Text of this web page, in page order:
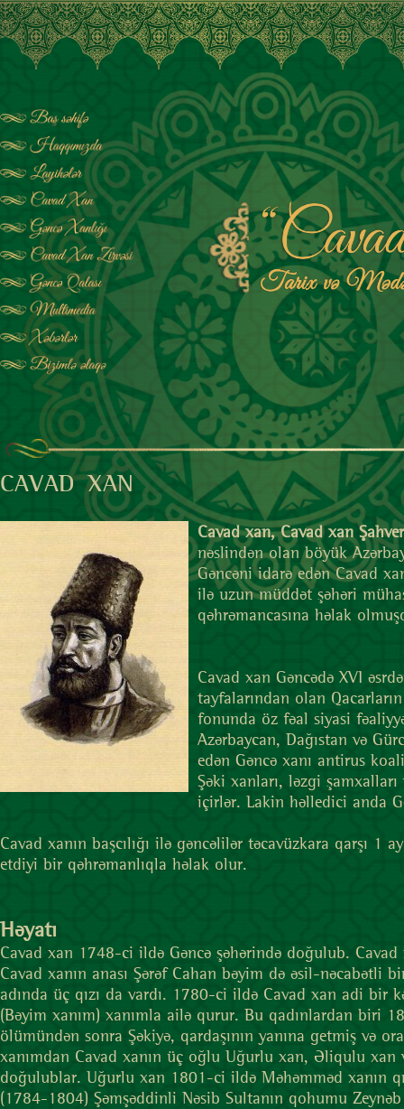
CAVAD XAN
Cavad xan, Cavad xan
nəslindən olan böyük
Gəncəni idarə edən Cavad
ilə uzun müddət şəhəri
qəhrəmancasına həlak
Cavad xan Gəncədə XVI
tayfalarından olan
fonunda öz fəal siyasi
Azərbaycan, Dağıstan və
edən Gəncə xanı antirus
Şəki xanları, ləzgi
içirlər. Lakin həlledici anda
Cavad xanın başcılığı ilə gəncəlilər təcavüzkara qarşı
etdiyi bir qəhrəmanlıqla həlak olur.
Həyatı
Cavad xan 1748-ci ildə Gəncə şəhərində doğulub.
Cavad xanın anası Şərəf Cahan bəyim də əsil-
adında üç qızı da vardı. 1780-ci ildə Cavad xan adi bir
(Bəyim xanım) xanımla ailə qurur. Bu qadınlardan biri
ölümündən sonra Şəkiyə, qardaşının yanına getmiş və
xanımdan Cavad xanın üç oğlu Uğurlu xan, Əliqulu xan
doğulublar. Uğurlu xan 1801-ci ildə Məhəmməd xanın
(1784-1804) Şəmşəddinli Nəsib Sultanın qohumu